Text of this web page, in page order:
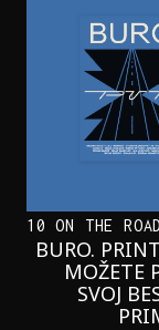
ONAJ
STALNO
TORBE
10 ON THE ROAD
BURO.
MOŽETE
SVOJ